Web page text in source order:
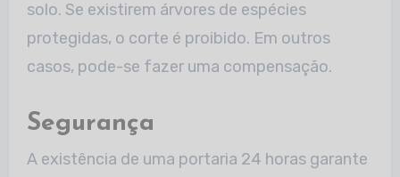
solo. Se existirem árvores de espécies
protegidas, o corte é proibido. Em outros
casos, pode-se fazer uma compensação.
Segurança
A existência de uma portaria 24 horas garante